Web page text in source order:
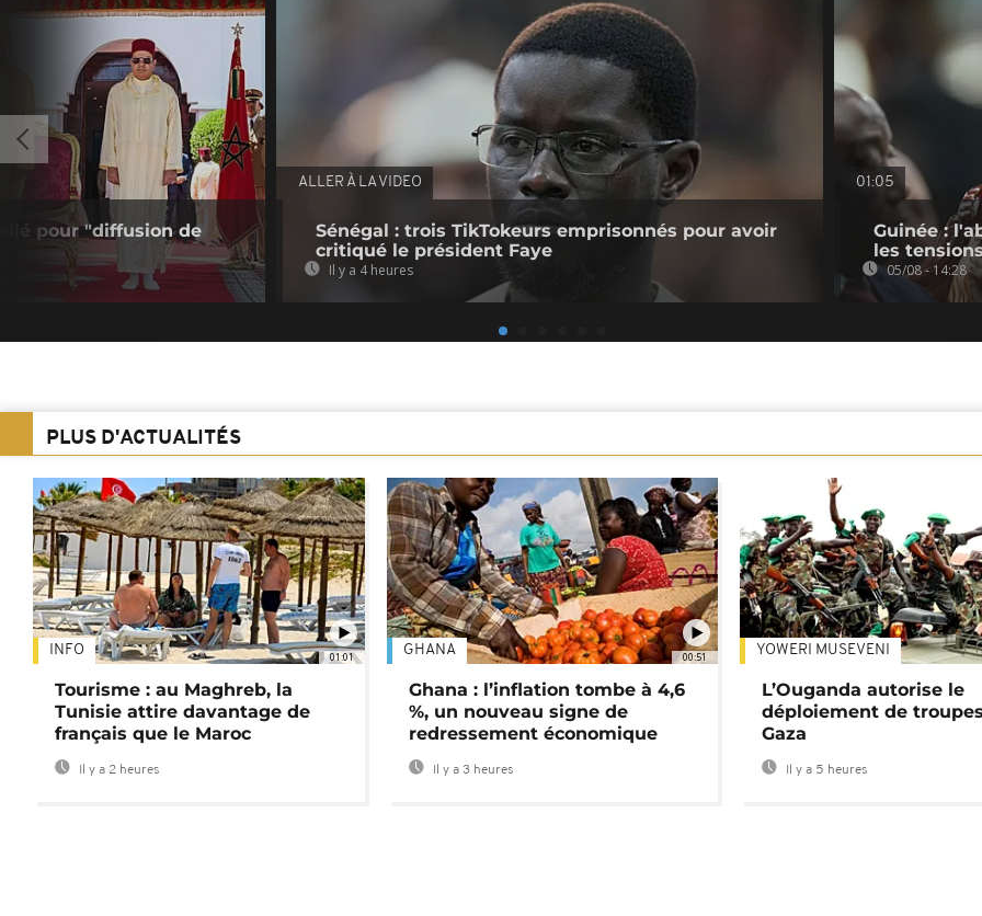
pour "diffusion de
ALLER À LA VIDEO
Sénégal : trois TikTokeurs emprisonnés pour avoir
critiqué le président Faye
Il y a 4 heures
01:05
Guinée :
les
05/08 - 14:28
PLUS D'ACTUALITÉS
01:01
INFO
Tourisme : au Maghreb, la
Tunisie attire davantage de
français que le Maroc
Il y a 2 heures
00:51
GHANA
Ghana : l’inflation tombe à 4,6
%, un nouveau signe de
redressement économique
Il y a 3 heures
YOWERI MUSEVENI
L’Ouganda autorise le
déploiement de
Gaza
Il y a 5 heures